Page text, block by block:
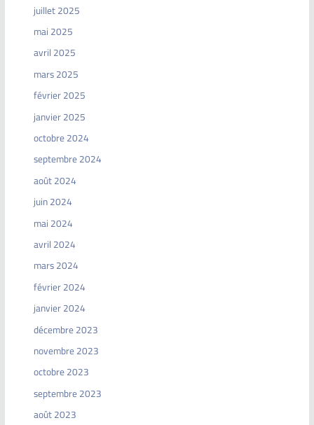
juillet 2025
mai 2025
avril 2025
mars 2025
février 2025
janvier 2025
octobre 2024
septembre 2024
août 2024
juin 2024
mai 2024
avril 2024
mars 2024
février 2024
janvier 2024
décembre 2023
novembre 2023
octobre 2023
septembre 2023
août 2023